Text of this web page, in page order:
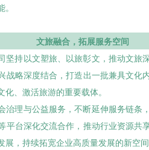
文旅融合，拓展服务空间
坚持以文塑旅、以旅彰文，推动文旅
战略深度结合，打造出一批兼具文化
、激活旅游的重要载体。
治理与公益服务，不断延伸服务链条
平台深化交流合作，推动行业资源共
展，持续拓宽企业高质量发展的新空